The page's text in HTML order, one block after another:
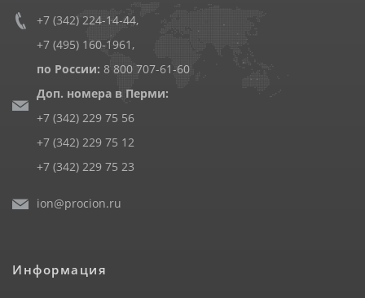
+7 (342) 224-14-44,
+7 (495) 160-1961 ,
по России: 8 800 707-61-60
Доп. номера в Перми:
+7 (342) 229 75 56
+7 (342) 229 75 12
+7 (342) 229 75 23
ion@procion.ru
Информация